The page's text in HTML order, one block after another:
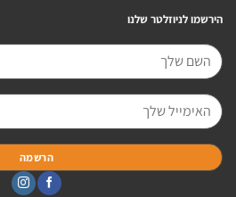
הירשמו לניוזלטר שלנו